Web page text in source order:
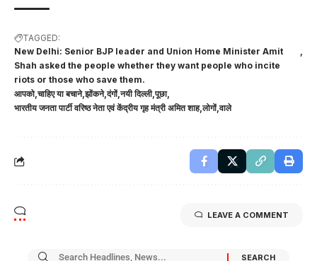
TAGGED:
New Delhi: Senior BJP leader and Union Home Minister Amit
Shah asked the people whether they want people who incite
riots or those who save them.
आपको चाहिए या बचाने झोंकने दंगों नयी दिल्ली पूछा
भारतीय जनता पार्टी वरिष्ठ नेता एवं केंद्रीय गृह मंत्री अमित शाह लोगों वाले
LEAVE A COMMENT